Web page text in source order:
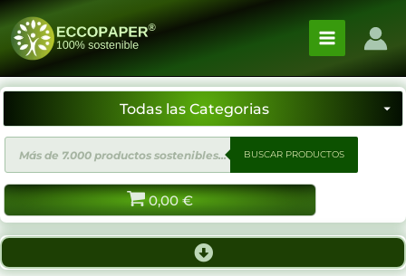
Ir
contenido
de
productos
BUSCAR PRODUCTOS
0,00 €